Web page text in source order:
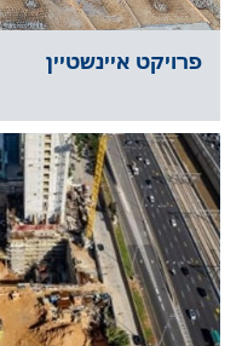
פרויקט איינשטיין